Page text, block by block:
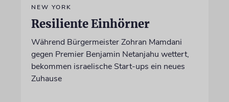
NEW YORK
Resiliente Einhörner
Während Bürgermeister Zohran Mamdani
gegen Premier Benjamin Netanjahu wettert,
bekommen israelische Start-ups ein neues
Zuhause